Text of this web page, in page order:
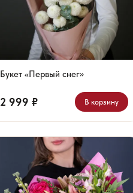
Букет «Первый снег»
2 999 ₽ В корзину